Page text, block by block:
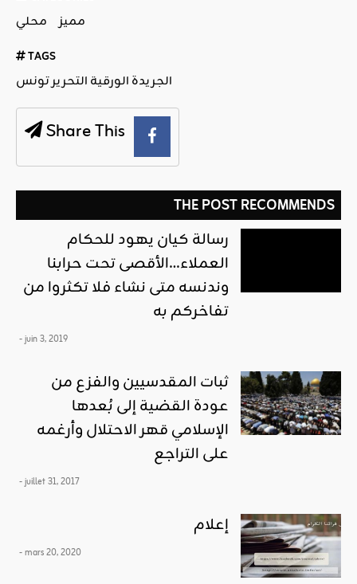
محلي مميز
TAGS
الجريدة الورقية التحرير تونس
Share This
THE POST RECOMMENDS
رسالة كيان يهود للحكام
العملاء…الأقصى تحت حرابنا
وندنسه متى نشاء فلا تكثروا من
تفاخركم به
- juin 3, 2019
ثبات المقدسيين والفزع من
عودة القضية إلى بُعدها
الإسلامي قهر الاحتلال وأرغمه
على التراجع
- juillet 31, 2017
إعلام
- mars 20, 2020